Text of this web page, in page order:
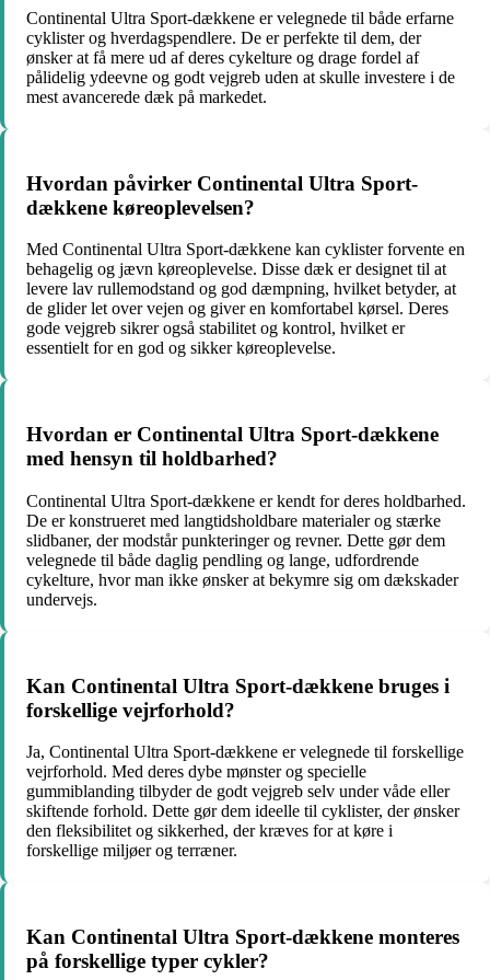
Continental Ultra Sport-dækkene er velegnede til både erfarne
cyklister og hverdagspendlere. De er perfekte til dem, der
ønsker at få mere ud af deres cykelture og drage fordel af
pålidelig ydeevne og godt vejgreb uden at skulle investere i de
mest avancerede dæk på markedet.
Hvordan påvirker Continental Ultra Sport-
dækkene køreoplevelsen?
Med Continental Ultra Sport-dækkene kan cyklister forvente en
behagelig og jævn køreoplevelse. Disse dæk er designet til at
levere lav rullemodstand og god dæmpning, hvilket betyder, at
de glider let over vejen og giver en komfortabel kørsel. Deres
gode vejgreb sikrer også stabilitet og kontrol, hvilket er
essentielt for en god og sikker køreoplevelse.
Hvordan er Continental Ultra Sport-dækkene
med hensyn til holdbarhed?
Continental Ultra Sport-dækkene er kendt for deres holdbarhed.
De er konstrueret med langtidsholdbare materialer og stærke
slidbaner, der modstår punkteringer og revner. Dette gør dem
velegnede til både daglig pendling og lange, udfordrende
cykelture, hvor man ikke ønsker at bekymre sig om dækskader
undervejs.
Kan Continental Ultra Sport-dækkene bruges i
forskellige vejrforhold?
Ja, Continental Ultra Sport-dækkene er velegnede til forskellige
vejrforhold. Med deres dybe mønster og specielle
gummiblanding tilbyder de godt vejgreb selv under våde eller
skiftende forhold. Dette gør dem ideelle til cyklister, der ønsker
den fleksibilitet og sikkerhed, der kræves for at køre i
forskellige miljøer og terræner.
Kan Continental Ultra Sport-dækkene monteres
på forskellige typer cykler?